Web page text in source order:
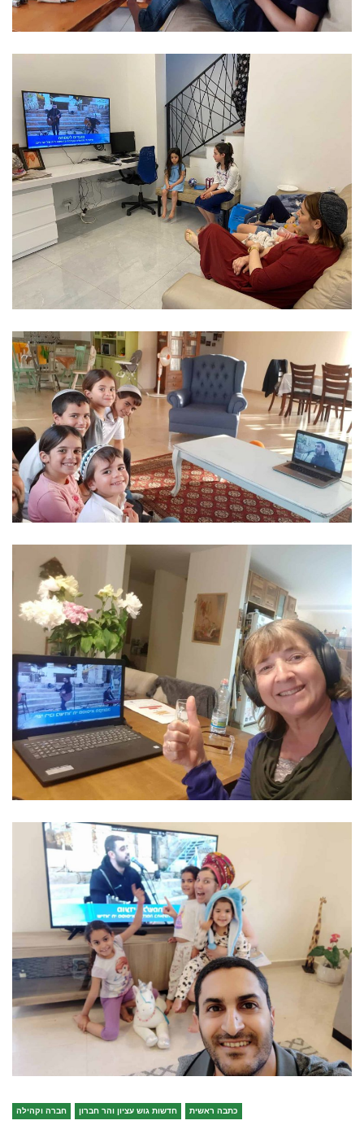
חברה וקהילה חדשות גוש עציון והר חברון כתבה ראשית